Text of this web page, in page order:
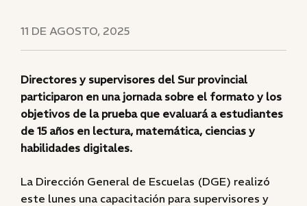
11 DE AGOSTO, 2025
Directores y supervisores del Sur provincial
participaron en una jornada sobre el formato y los
objetivos de la prueba que evaluará a estudiantes
de 15 años en lectura, matemática, ciencias y
habilidades digitales.
La Dirección General de Escuelas (DGE) realizó
este lunes una capacitación para supervisores y